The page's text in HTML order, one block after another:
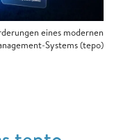
eines modernen
Systems(tepo)